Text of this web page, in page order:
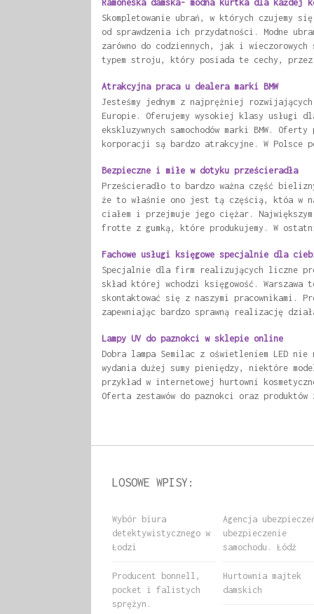
Ramoneska damska- modna kurtka dla każdej
Skompletowanie ubrań, w których czujemy
od sprawdzenia ich przydatności. Modne
zarówno do codziennych, jak i
typem stroju, który posiada te cechy,
Atrakcyjna praca u dealera marki BMW
Jesteśmy jednym z najprężniej
Europie. Oferujemy wysokiej klasy usługi
ekskluzywnych samochodów marki BMW.
korporacji są bardzo atrakcyjne. W Polsce
Bezpieczne i miłe w dotyku prześcieradła
Prześcieradło to bardzo ważna część
że to właśnie ono jest tą częścią, któa w
ciałem i przejmuje jego ciężar.
frotte z gumką, które produkujemy. W
Fachowe usługi księgowe specjalnie dla
Specjalnie dla firm realizujących liczne
skład której wchodzi księgowość. Warszawa
skontaktować się z naszymi pracownikami.
zapewniając bardzo sprawną realizację
Lampy UV do paznokci w sklepie online
Dobra lampa Semilac z oświetleniem LED
wydania dużej sumy pieniędzy, niektóre
przykład w internetowej hurtowni
Oferta zestawów do paznokci oraz
LOSOWE WPISY:
Agencja
ubezpieczenie
samochodu. Łódź
Wybór biura
detektywistycznego w
Łodzi
Hurtownia majtek
damskich
Producent bonnell,
pocket i falistych
sprężyn.